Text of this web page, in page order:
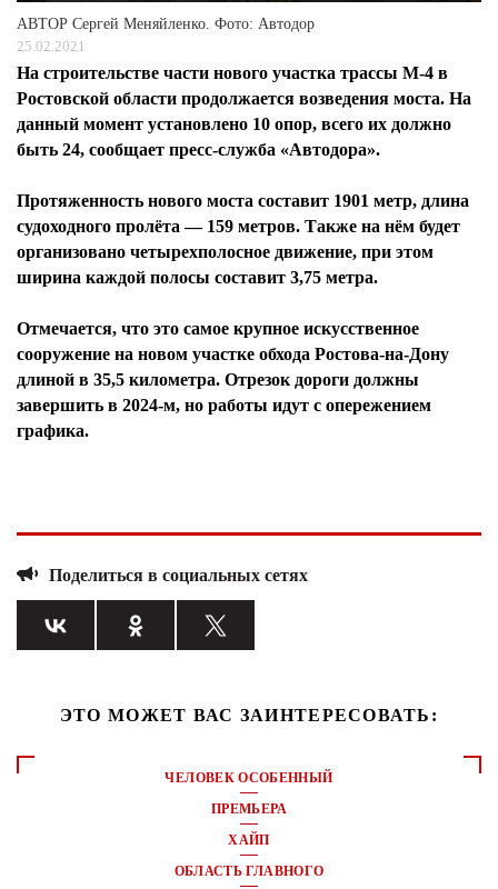
АВТОР Сергей Меняйленко. Фото: Автодор
25.02.2021
На строительстве части нового участка трассы М-4 в
Ростовской области продолжается возведения моста. На
данный момент установлено 10 опор, всего их должно
быть 24, сообщает пресс-служба «Автодора».
Протяженность нового моста составит 1901 метр, длина
судоходного пролёта — 159 метров. Также на нём будет
организовано четырехполосное движение, при этом
ширина каждой полосы составит 3,75 метра.
Отмечается, что это самое крупное искусственное
сооружение на новом участке обхода Ростова-на-Дону
длиной в 35,5 километра. Отрезок дороги должны
завершить в 2024-м, но работы идут с опережением
графика.
Поделиться в социальных сетях
ЭТО МОЖЕТ ВАС ЗАИНТЕРЕСОВАТЬ:
ЧЕЛОВЕК ОСОБЕННЫЙ
ПРЕМЬЕРА
ХАЙП
ОБЛАСТЬ ГЛАВНОГО